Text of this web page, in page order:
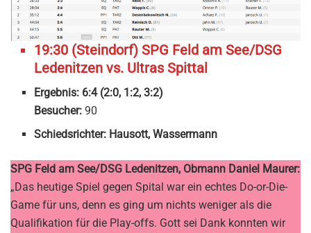
19:30 (Steindorf) SPG Feld am See/DSG
Ledenitzen vs. Ultras Spittal
Ergebnis: 6:4 (2:0, 1:2, 3:2)
Besucher:90
Schiedsrichter: Hausott, Wassermann
SPG Feld am See/DSG Ledenitzen, Obmann Daniel Maurer:
„Das heutige Spiel gegen Spital war ein echtes Do-or-Die-
Game für uns, denn es ging um nichts weniger als die
Qualifikation für die Play-offs. Gott sei Dank konnten wir